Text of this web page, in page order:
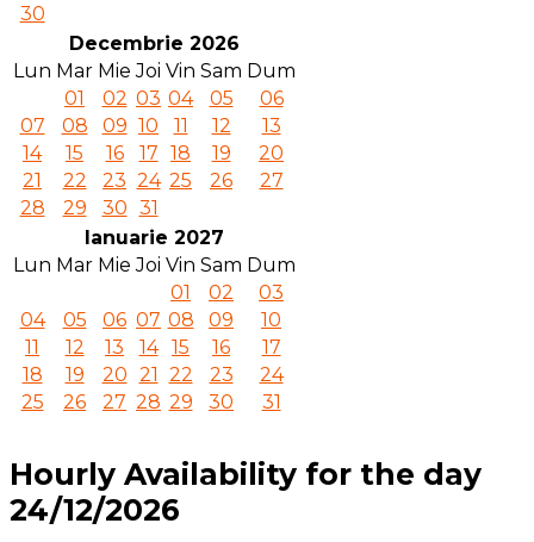
30
Decembrie 2026
Lun Mar Mie Joi Vin Sam Dum
01
02 03 04 05
06
07
08 09 10 11 12
13
14
15 16 17 18 19
20
21
22 23 24 25 26
27
28
29 30 31
Ianuarie 2027
Lun Mar Mie Joi Vin Sam Dum
01
02
03
04
05 06 07 08 09
10
11
12 13 14 15 16
17
18
19 20 21 22 23
24
25
26 27 28 29 30 31
Hourly Availability for the day
24/12/2026